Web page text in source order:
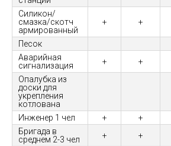
Силикон/
смазка/скотч
армированный
+ +
Песок
Аварийная
сигнализация
+ +
Опалубка из
доски для
укрепления
котлована
Инженер 1 чел
+ +
Бригада в
среднем 2-3 чел
+ +